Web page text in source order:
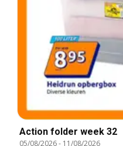
Action folder week 32
05/08/2026- 11/08/2026